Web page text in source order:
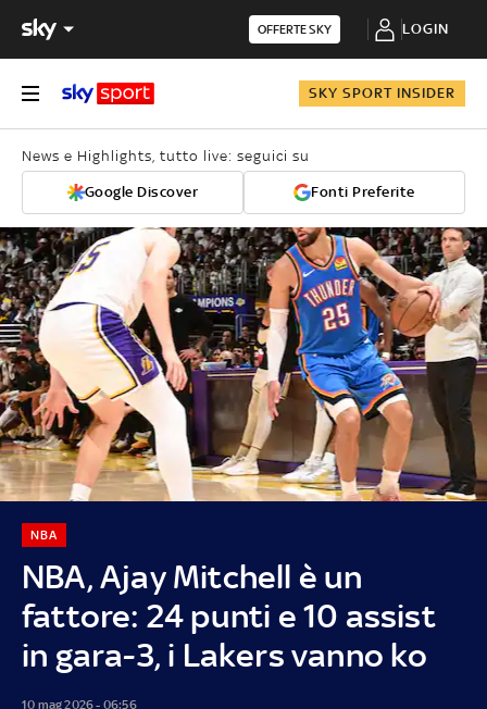
OFFERTE SKY LOGIN
SKY SPORT INSIDER
News e Highlights, tutto live: seguici su
Google Discover Fonti Preferite
NBA, Ajay Mitchell è un
fattore: 24 punti e 10 assist
in gara-3, i Lakers vanno ko
NBA
10 mag 2026 - 06:56